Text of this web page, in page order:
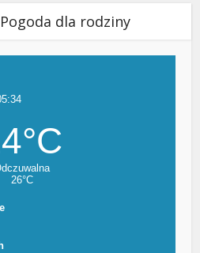
dla rodziny